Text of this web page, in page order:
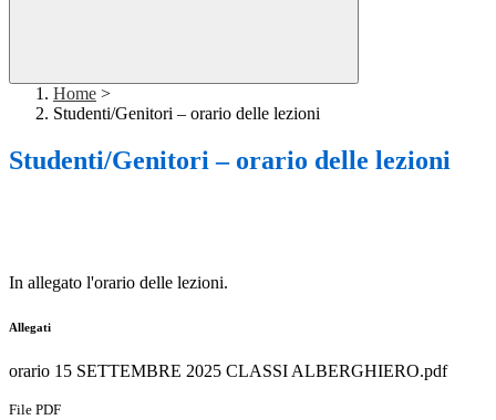
Home >
Studenti/Genitori – orario delle lezioni
Studenti/Genitori – orario delle lezioni
In allegato l'orario delle lezioni.
Allegati
orario 15 SETTEMBRE 2025 CLASSI ALBERGHIERO.pdf
File PDF